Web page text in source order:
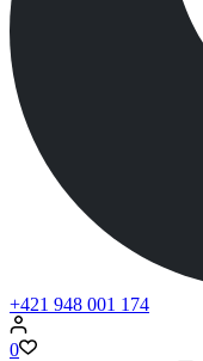
+421 948 001 174
0